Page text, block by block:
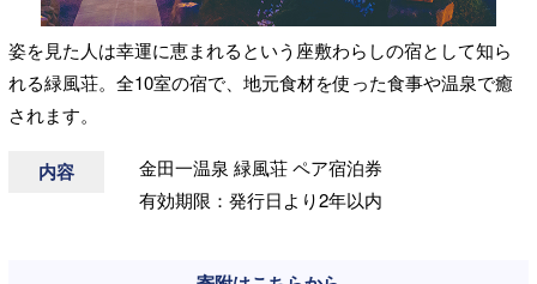
姿を見た人は幸運に恵まれるという座敷わらしの宿として知ら
れる緑風荘。全10室の宿で、地元食材を使った食事や温泉で癒
されます。
内容
金田一温泉 緑風荘 ペア宿泊券
有効期限：発行日より2年以内